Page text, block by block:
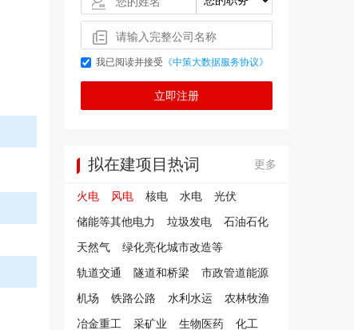
我已阅读并接受 《中策大数据服务协议》
立即注册
拟在建项目热词 更多
火电 风电 核电 水电
光伏
储能等其他电力
垃圾发电
石油石化
天然气
绿化亮化城市改造等
轨道交通
隧道和桥梁
市政管道能源
机场
铁路公路 水利水运
农林牧渔
冶金重工
采矿业 生物医药
化工